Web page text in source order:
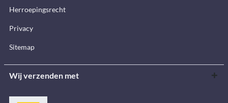
Herroepingsrecht
Privacy
Sitemap
Wij verzenden met